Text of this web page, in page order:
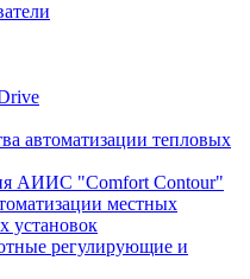
автоматизации тепловых
АИИС "Comfort Contour"
местных
установок
регулирующие и